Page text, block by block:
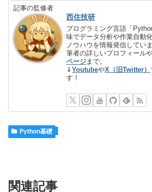
記事の監修者
西住技研
プログラミング言語「
味でデータ分析や作業自動
ノウハウを情報発信していま
筆者の詳しいプロフィール
ページ まで。
⇓YoutubeやX（旧Twitter）
す！
Python基礎
関連記事